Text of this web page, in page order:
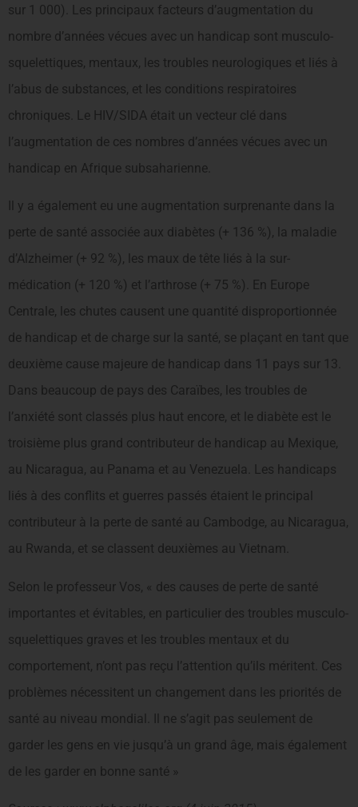
sur 1 000). Les principaux facteurs d’augmentation du
nombre d’années vécues avec un handicap sont musculo-
squelettiques, mentaux, les troubles neurologiques et liés à
l’abus de substances, et les conditions respiratoires
chroniques. Le HIV/SIDA était un vecteur clé dans
l’augmentation de ces nombres d’années vécues avec un
handicap en Afrique subsaharienne.
Il y a également eu une augmentation surprenante dans la
perte de santé associée aux diabètes (+ 136 %), la maladie
d’Alzheimer (+ 92 %), les maux de tête liés à la sur-
médication (+ 120 %) et l’arthrose (+ 75 %). En Europe
Centrale, les chutes causent une quantité disproportionnée
de handicap et de charge sur la santé, se plaçant en tant que
deuxième cause majeure de handicap dans 11 pays sur 13.
Dans beaucoup de pays des Caraïbes, les troubles de
l’anxiété sont classés plus haut encore, et le diabète est le
troisième plus grand contributeur de handicap au Mexique,
au Nicaragua, au Panama et au Venezuela. Les handicaps
liés à des conflits et guerres passés étaient le principal
contributeur à la perte de santé au Cambodge, au Nicaragua,
au Rwanda, et se classent deuxièmes au Vietnam.
Selon le professeur Vos, « des causes de perte de santé
importantes et évitables, en particulier des troubles musculo-
squelettiques graves et les troubles mentaux et du
comportement, n’ont pas reçu l’attention qu’ils méritent. Ces
problèmes nécessitent un changement dans les priorités de
santé au niveau mondial. Il ne s’agit pas seulement de
garder les gens en vie jusqu’à un grand âge, mais également
de les garder en bonne santé »